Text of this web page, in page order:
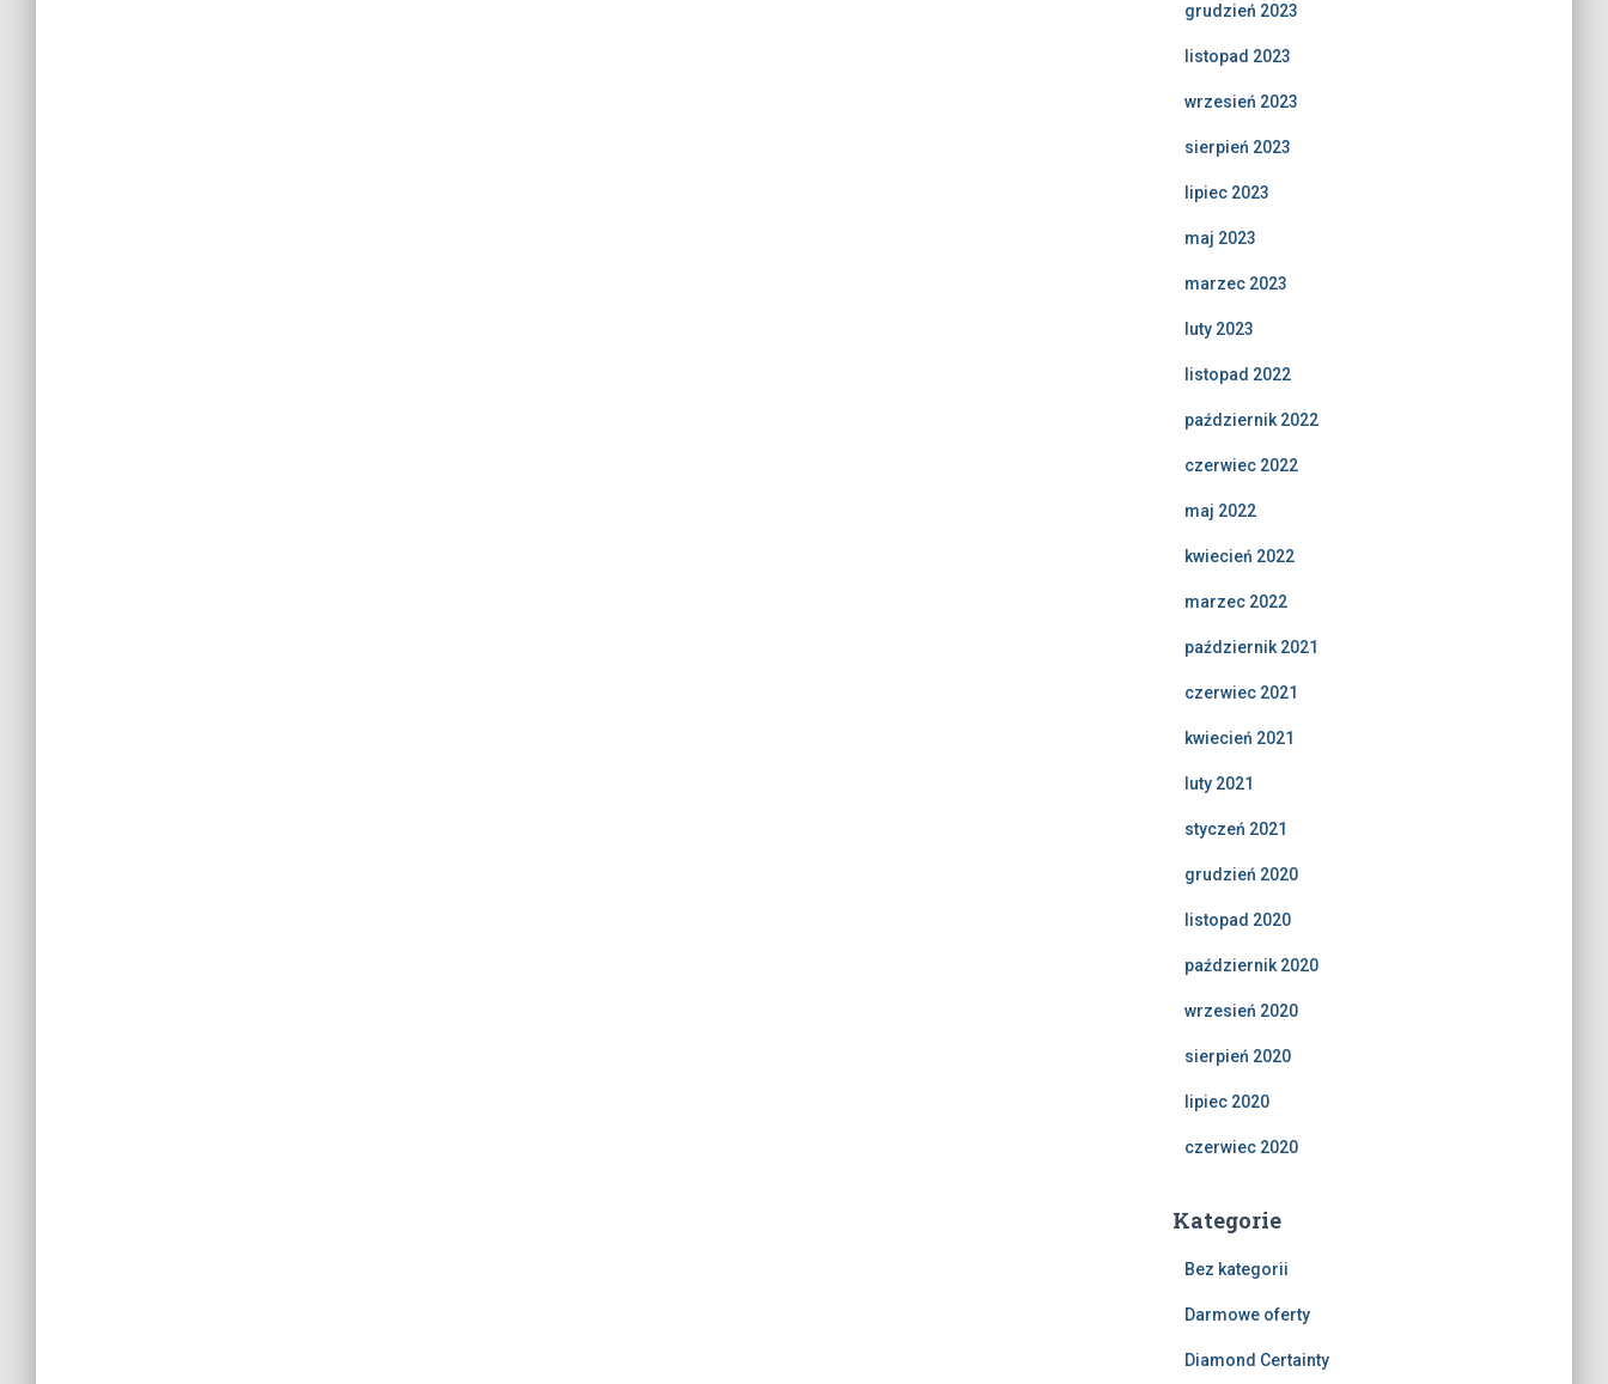
grudzień 2023
listopad 2023
wrzesień 2023
sierpień 2023
lipiec 2023
maj 2023
marzec 2023
luty 2023
listopad 2022
październik 2022
czerwiec 2022
maj 2022
kwiecień 2022
marzec 2022
październik 2021
czerwiec 2021
kwiecień 2021
luty 2021
styczeń 2021
grudzień 2020
listopad 2020
październik 2020
wrzesień 2020
sierpień 2020
lipiec 2020
czerwiec 2020
Kategorie
Bez kategorii
Darmowe oferty
Diamond Certainty